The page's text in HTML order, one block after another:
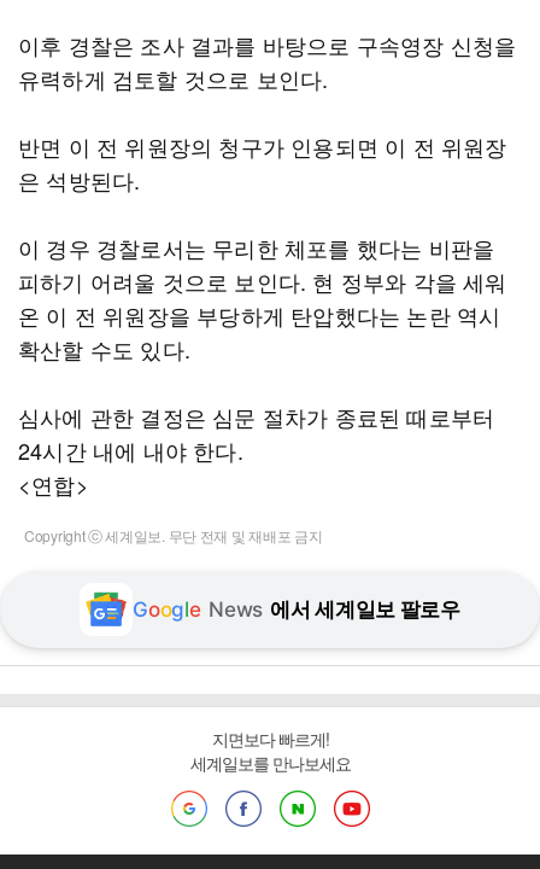
이후 경찰은 조사 결과를 바탕으로 구속영장 신청을
유력하게 검토할 것으로 보인다.
반면 이 전 위원장의 청구가 인용되면 이 전 위원장
은 석방된다.
이 경우 경찰로서는 무리한 체포를 했다는 비판을
피하기 어려울 것으로 보인다. 현 정부와 각을 세워
온 이 전 위원장을 부당하게 탄압했다는 논란 역시
확산할 수도 있다.
심사에 관한 결정은 심문 절차가 종료된 때로부터
24시간 내에 내야 한다.
<연합>
Copyright ⓒ 세계일보. 무단 전재 및 재배포 금지
Google News 에서 세계일보 팔로우
지면보다 빠르게!
세계일보를 만나보세요